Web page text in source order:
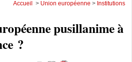
Accueil > Union européenne > Institutions
pusillanime à
?